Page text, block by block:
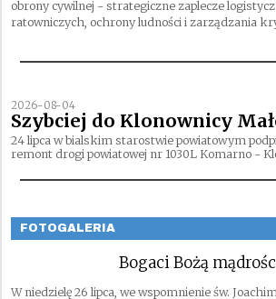
obrony cywilnej - strategiczne zaplecze
ratowniczych, ochrony ludności i zarządzania
2026-08-04
Szybciej do Klonownicy
24 lipca w bialskim starostwie powiatowym
remont drogi powiatowej nr 1030L Komarno -
FOTOGALERIA
Bogaci Bożą
W niedzielę 26 lipca, we wspomnienie św.